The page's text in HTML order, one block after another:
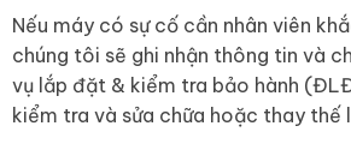
Nếu máy có sự cố cần nhân viên
chúng tôi sẽ ghi nhận thông tin và
vụ lắp đặt & kiểm tra bảo hành
kiểm tra và sửa chữa hoặc thay thế